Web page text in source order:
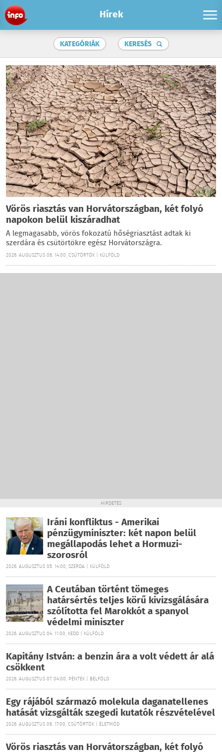
Hírek
KATEGÓRIÁK KERESÉS
Vörös riasztás van Horvátországban, két folyó
napokon belül kiszáradhat
A legmagasabb, vörös fokozatú hőségriasztást adtak ki
szerdára és csütörtökre egész Horvátországra.
2026. AUGUSZTUS 06. 14:00, CSÜTÖRTÖK | KÜLFÖLD
HIRDETÉS
Iráni konfliktus - Amerikai
pénzügyminiszter: két napon belül
megállapodás lehet a Hormuzi-
szorosról
2026. AUGUSZTUS 05. 14:00, SZERDA | KÜLFÖLD
A Ceutában történt tömeges
határsértés teljes körű kivizsgálására
szólította fel Marokkót a spanyol
védelmi miniszter
2026. AUGUSZTUS 04. 11:00, KEDD | KÜLFÖLD
Kapitány István: a benzin ára a volt védett ár alá
csökkent
2026. AUGUSZTUS 07. 04:00, PÉNTEK | BELFÖLD
Egy rájából származó molekula daganatellenes
hatását vizsgálták szegedi kutatók részvételével
2026. AUGUSZTUS 06. 17:00, CSÜTÖRTÖK | ÉLETMÓD
Vörös riasztás van Horvátországban, két folyó